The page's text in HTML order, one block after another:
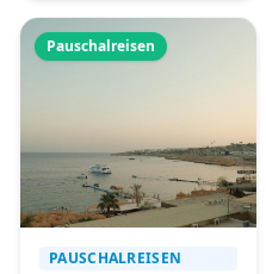
Pauschalreisen
PAUSCHALREISEN